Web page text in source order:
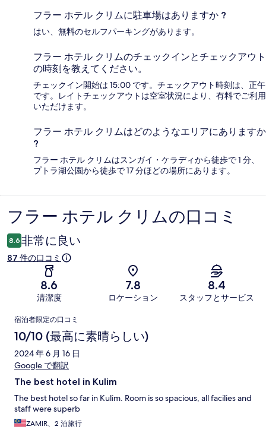
フラー ホテル クリムに駐車場はありますか ?
はい、無料のセルフパーキングがあります。
フラー ホテル クリムのチェックインとチェックアウト
の時刻を教えてください。
チェックイン開始は 15:00 です。チェックアウト時刻は、正午
です。レイトチェックアウトは空室状況により、有料でご利用
いただけます。
フラー ホテル クリムはどのようなエリアにありますか
?
フラー ホテル クリムはスンガイ・ケラディから徒歩で 1 分、
プトラ湖公園から徒歩で 17 分ほどの場所にあります。
口
コ
ミ
フラー ホテル クリムの口コミ
8.6 非常に良い
87 件の口コミ
8.6
清潔度
7.8
ロケーション
8.4
スタッフとサービス
口
コ
ミ
宿泊者限定の口コミ
10/10 (最高に素晴らしい)
2024 年 6 月 16 日
Google で翻訳
The best hotel in Kulim
The best hotel so far in Kulim. Room is so spacious, all facilies and
staff were superb
ZAMIR、2 泊旅行